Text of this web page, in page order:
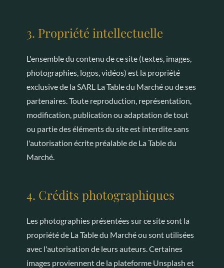
3. Propriété intellectuelle
L'ensemble du contenu de ce site (textes, images,
photographies, logos, vidéos) est la propriété
exclusive de la SARL La Table du Marché ou de ses
partenaires. Toute reproduction, représentation,
modification, publication ou adaptation de tout
ou partie des éléments du site est interdite sans
l'autorisation écrite préalable de La Table du
Marché.
4. Crédits photographiques
Les photographies présentées sur ce site sont la
propriété de La Table du Marché ou sont utilisées
avec l'autorisation de leurs auteurs. Certaines
images proviennent de la plateforme Unsplash et